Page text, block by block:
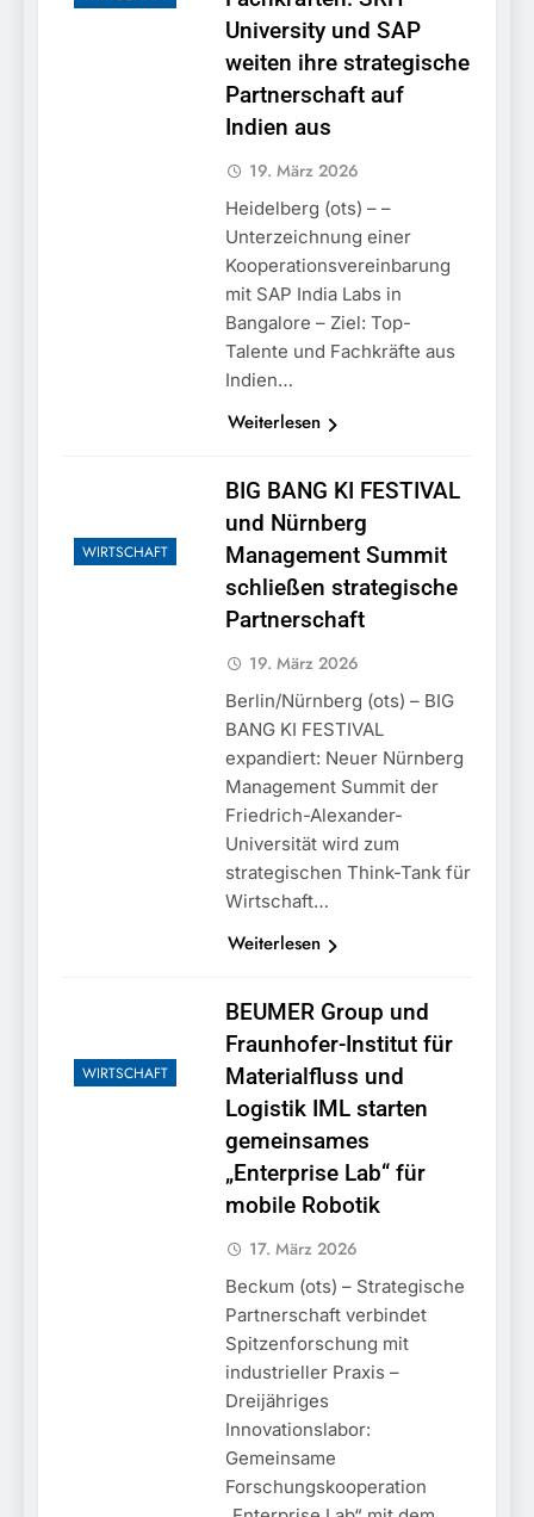
University und SAP
weiten ihre strategische
Partnerschaft auf
Indien aus
19. März 2026
Heidelberg (ots) – –
Unterzeichnung einer
Kooperationsvereinbarung
mit SAP India Labs in
Bangalore – Ziel: Top-
Talente und Fachkräfte aus
Indien…
Weiterlesen
WIRTSCHAFT
BIG BANG KI FESTIVAL
und Nürnberg
Management Summit
schließen strategische
Partnerschaft
19. März 2026
Berlin/Nürnberg (ots) – BIG
BANG KI FESTIVAL
expandiert: Neuer Nürnberg
Management Summit der
Friedrich-Alexander-
Universität wird zum
strategischen Think-Tank für
Wirtschaft…
Weiterlesen
WIRTSCHAFT
BEUMER Group und
Fraunhofer-Institut für
Materialfluss und
Logistik IML starten
gemeinsames
„Enterprise Lab“ für
mobile Robotik
17. März 2026
Beckum (ots) – Strategische
Partnerschaft verbindet
Spitzenforschung mit
industrieller Praxis –
Dreijähriges
Innovationslabor:
Gemeinsame
Forschungskooperation